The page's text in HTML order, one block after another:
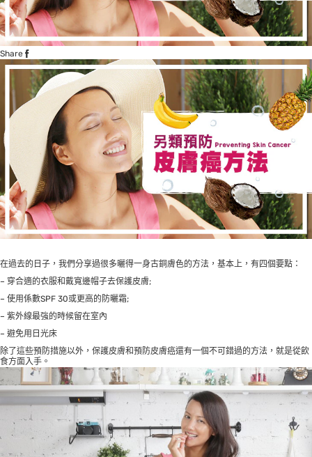
Share
在過去的日子，我們分享過很多曬得一身古銅膚色的方法，基本上，有四個要點：
– 穿合適的衣服和戴寬邊帽子去保護皮膚;
– 使用係數SPF 30或更高的防曬霜;
– 紫外線最強的時候留在室內
– 避免用日光床
除了這些預防措施以外，保護皮膚和預防皮膚癌還有一個不可錯過的方法，就是從飲
食方面入手。